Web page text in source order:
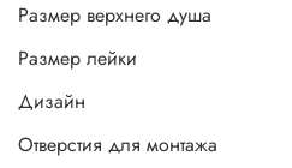
Размер верхнего душа
Размер лейки
Дизайн
Отверстия для монтажа